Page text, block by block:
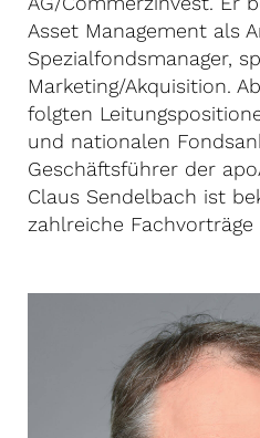
Asset Management als
Spezialfondsmanager,
Marketing/Akquisition.
folgten
und nationalen
Geschäftsführer der
Claus Sendelbach ist
zahlreiche Fachvorträge